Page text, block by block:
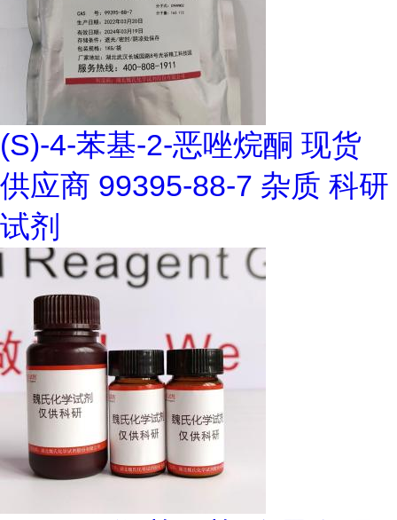
(S)-4-苯基-2-恶唑烷酮 现货
供应商 99395-88-7 杂质 科研
试剂